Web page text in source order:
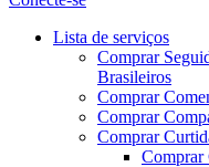
Menu
Lista de serviços
Comprar
Brasileiros
Comprar
Comprar
Comprar
Comprar